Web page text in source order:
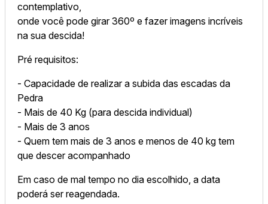
contemplativo,
onde você pode girar 360º e fazer imagens incríveis
na sua descida!
Pré requisitos:
- Capacidade de realizar a subida das escadas da
Pedra
- Mais de 40 Kg (para descida individual)
- Mais de 3 anos
- Quem tem mais de 3 anos e menos de 40 kg tem
que descer acompanhado
Em caso de mal tempo no dia escolhido, a data
poderá ser reagendada.